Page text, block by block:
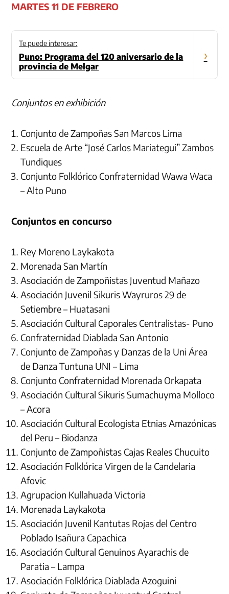
MARTES 11 DE FEBRERO
Te puede interesar:
Puno: Programa del 120 aniversario de la
provincia de Melgar
›
Conjuntos en exhibición
Conjunto de Zampoñas San Marcos Lima
Escuela de Arte “José Carlos Mariategui” Zambos
Tundiques
Conjunto Folklórico Confraternidad Wawa Waca
– Alto Puno
Conjuntos en concurso
Rey Moreno Laykakota
Morenada San Martín
Asociación de Zampoñistas Juventud Mañazo
Asociación Juvenil Sikuris Wayruros 29 de
Setiembre – Huatasani
Asociación Cultural Caporales Centralistas- Puno
Confraternidad Diablada San Antonio
Conjunto de Zampoñas y Danzas de la Uni Área
de Danza Tuntuna UNI – Lima
Conjunto Confraternidad Morenada Orkapata
Asociación Cultural Sikuris Sumachuyma Molloco
– Acora
Asociación Cultural Ecologista Etnias Amazónicas
del Peru – Biodanza
Conjunto de Zampoñistas Cajas Reales Chucuito
Asociación Folklórica Virgen de la Candelaria
Afovic
Agrupacion Kullahuada Victoria
Morenada Laykakota
Asociación Juvenil Kantutas Rojas del Centro
Poblado Isañura Capachica
Asociación Cultural Genuinos Ayarachis de
Paratia – Lampa
Asociación Folklórica Diablada Azoguini